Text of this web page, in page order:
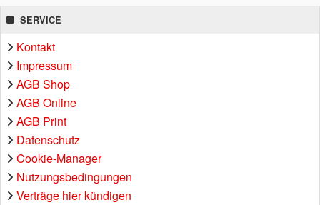
SERVICE
Kontakt
Impressum
AGB Shop
AGB Online
AGB Print
Datenschutz
Cookie-Manager
Nutzungsbedingungen
Verträge hier kündigen